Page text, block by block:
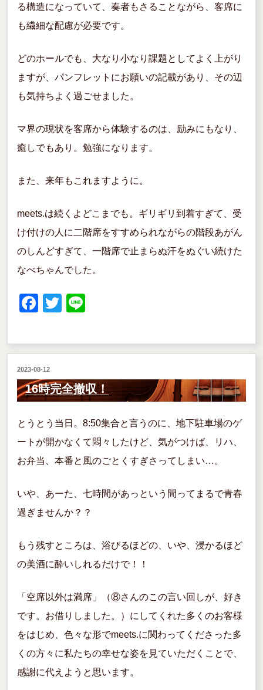
る構造になっていて、奏者もさることながら、客席に
も繊細な配慮が必要です。
どのホールでも、大なり小なり課題としてよく上がり
ますが、パンフレットにお願いの記載があり、その辺
も気持ちよく過ごせました。
マ界の現状を客席から体験するのは、励みにもなり、
癒しでもあり。勉強になります。
また、来年もこれますように。
meets.は続くよどこまでも。ギリギリ到着すぎて、受
け付けの人に二階席をすすめられながらの階段あがん
のしんどすぎて、一階席で止まらぬ汗をぬぐい続けた
なべちゃんでした。
F
c
e
b
o
o
k
T
tt
er
e
投
稿
日:
2023-08-12
16時完全撤収！
とうとう当日。8:50集合と言うのに、地下駐車場のゲ
ートが開かなくて悶々したけど、気がつけば、リハ、
お弁当、本番と風のごとくすぎさってしまい…。
いや、あーた、七時間があっという間ってまるで青春
過ぎませんか？？
もう残すところは、浴びるほどの、いや、浸かるほど
の美酒に酔いしれるだけで！！
「空席以外は満席」（⑧さんのこの言い回しが、好き
です。お借りしました。）にしてくれた多くのお客様
をはじめ、色々な形でmeets.に関わってくださった多
くの方々に私たちの幸せな姿を見ていただくことで、
感謝に代えようと思います。